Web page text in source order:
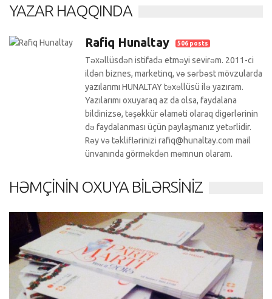
YAZAR HAQQINDA
Rafiq Hunaltay 506 posts
Təxəllüsdən istifadə etməyi sevirəm. 2011-ci
ildən biznes, marketinq, və sərbəst mövzularda
yazılarımı HUNALTAY təxəllüsü ilə yazıram.
Yazılarımı oxuyaraq az da olsa, faydalana
bildinizsə, təşəkkür əlaməti olaraq digərlərinin
də faydalanması üçün paylaşmanız yetərlidir.
Rəy və təkliflərinizi rafiq@hunaltay.com mail
ünvanında görməkdən məmnun olaram.
HƏMÇININ OXUYA BILƏRSINIZ